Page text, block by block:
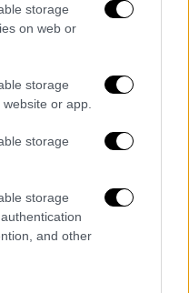
storage
on web or
storage
or app.
storage
storage
and other
στόχος
πράκτορες που
την κόρη του.
τη Μόσχα
στην Ουκρανία,
μιας
Ρωσίας